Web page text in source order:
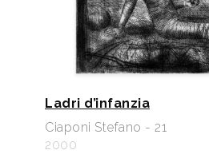
Ladri d’infanzia
Ciaponi Stefano - 21
2000